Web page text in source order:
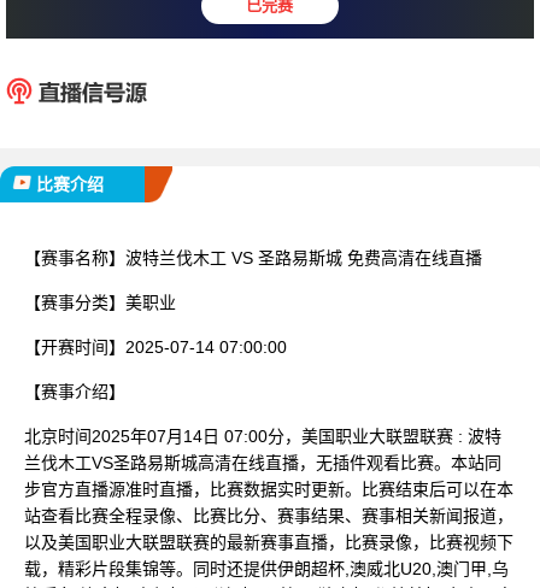
0 : 0
比赛介绍
【赛事名称】 波特兰伐木工 VS 圣路易斯城 免费高清在线直播
【赛事分类】 美职业
【开赛时间】 2025-07-14 07:00:00
【赛事介绍】
北京时间2025年07月14日 07:00分，美国职业大联盟联赛 : 波特
兰伐木工VS圣路易斯城高清在线直播，无插件观看比赛。本站同
步官方直播源准时直播，比赛数据实时更新。比赛结束后可以在本
站查看比赛全程录像、比赛比分、赛事结果、赛事相关新闻报道，
以及美国职业大联盟联赛的最新赛事直播，比赛录像，比赛视频下
载，精彩片段集锦等。同时还提供伊朗超杯,澳威北U20,澳门甲,乌